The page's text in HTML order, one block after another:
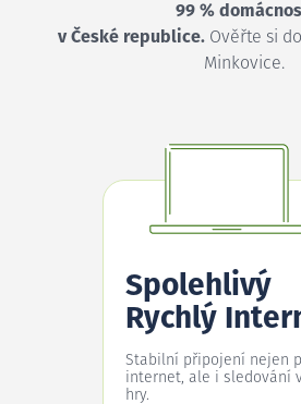
99 %
v České republice.Ověřte si
Minkovice.
Spolehlivý
Rychlý
Stabilní připojení nejen
internet, ale i sledování
hry.